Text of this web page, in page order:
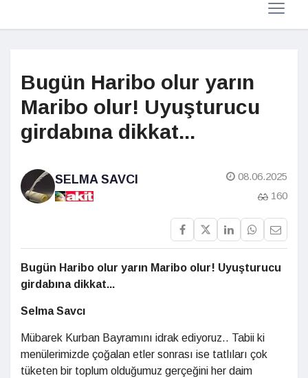
Bugün Haribo olur yarın
Maribo olur! Uyuşturucu
girdabına dikkat...
SELMA SAVCI
08.06.2025
160
Bugün Haribo olur yarın Maribo olur! Uyuşturucu
girdabına dikkat...
Selma Savcı
Mübarek Kurban Bayramını idrak ediyoruz.. Tabii ki
menülerimizde çoğalan etler sonrası ise tatlıları çok
tüketen bir toplum olduğumuz gerçeğini her daim